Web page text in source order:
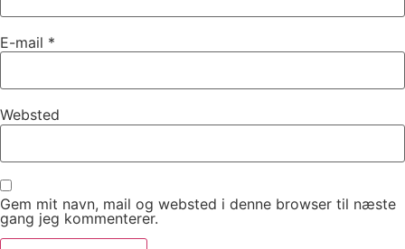
E-mail *
Websted
Gem mit navn, mail og websted i denne browser til næste
gang jeg kommenterer.